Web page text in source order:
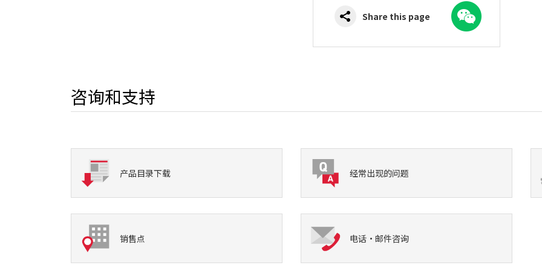
Share this page
WeChat
咨询和支持
产品目录下载 经常出现的问题
销售点 电话·邮件咨询